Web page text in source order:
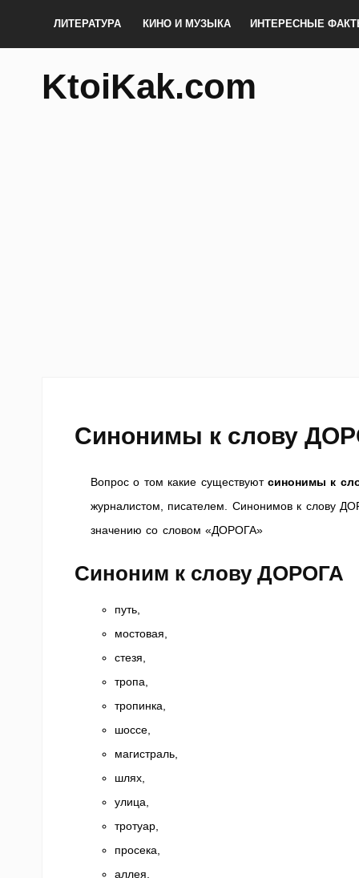
ЛИТЕРАТУРА КИНО И МУЗЫКА ИНТЕРЕСНЫЕ
KtoiKak.com
Синонимы к слову
Вопрос о том какие существуют синонимы к
журналистом, писателем. Синонимов к слову
значению со словом «ДОРОГА»
Синоним к слову ДОРОГА
путь,
мостовая,
стезя,
тропа,
тропинка,
шоссе,
магистраль,
шлях,
улица,
тротуар,
просека,
аллея,